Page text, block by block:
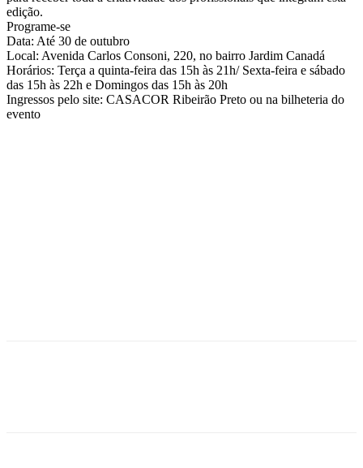
edição.
Programe-se
Data: Até 30 de outubro
Local: Avenida Carlos Consoni, 220, no bairro Jardim Canadá
Horários: Terça a quinta-feira das 15h às 21h/ Sexta-feira e sábado
das 15h às 22h e Domingos das 15h às 20h
Ingressos pelo site: CASACOR Ribeirão Preto ou na bilheteria do
evento